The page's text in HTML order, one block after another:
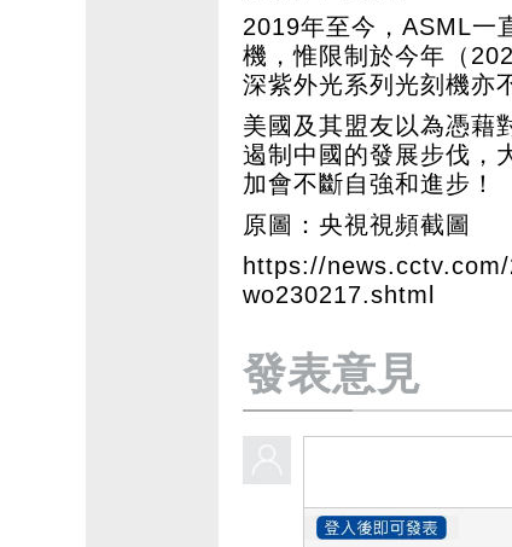
2019年至今，ASML一
機，惟限制於今年（
深紫外光系列光刻機亦
美國及其盟友以為憑藉
遏制中國的發展步伐，
加會不斷自強和進步！
原圖：央視視頻截圖
https://
wo230217.shtml
發表意見